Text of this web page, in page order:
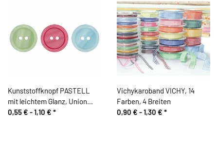
Kunststoffknopf PASTELL
mit leichtem Glanz, Union
Knopf
0,55 € -1,10 € *
Vichykaroband VICHY, 14
Farben, 4 Breiten
0,90 € -1,30 € *